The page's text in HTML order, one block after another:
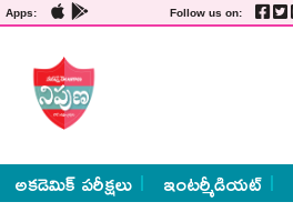
Apps: Follow us on:
అకడెమిక్ పరీక్షలు ఇంటర్మీడియట్